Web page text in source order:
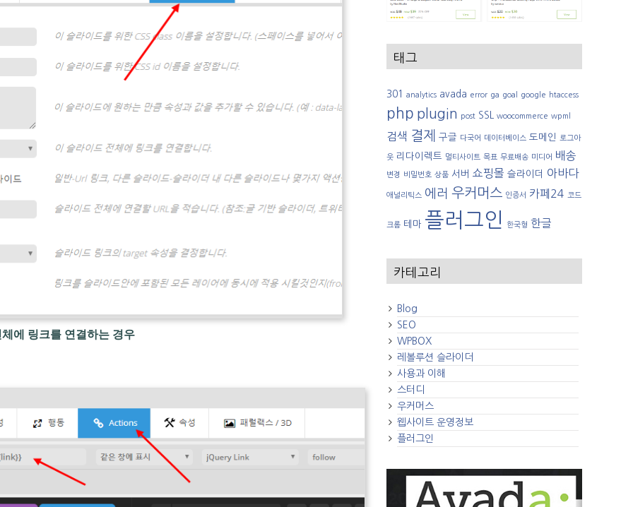
에 링크를 연결하는 경우
태그
301 analytics avada error ga goal google htaccess
php plugin post SSL woocommerce wpml
검색 결제 구글 다국어 데이터베이스 도메인 로그아
웃 리다이렉트 멀티사이트 목표 무료배송 미디어 배송
변경 비밀번호 상품 서버 쇼핑몰 슬라이더 아바다
애널리틱스 에러 우커머스 인증서 카페24 코드
크롬 테마 플러그인 한국형 한글
카테고리
Blog
SEO
WPBOX
레볼루션 슬라이더
사용과 이해
스터디
우커머스
웹사이트 운영정보
플러그인